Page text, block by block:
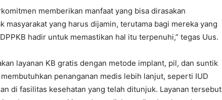
memberikan manfaat yang bisa dirasakan
masyarakat yang harus dijamin, terutama bagi mereka yang
hadir untuk memastikan hal itu terpenuhi,” tegas Uus.
layanan KB gratis dengan metode implant, pil, dan suntik
penanganan medis lebih lanjut, seperti IUD
di fasilitas kesehatan yang telah ditunjuk. Layanan tersebut